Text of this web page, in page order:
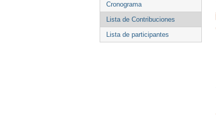
Cronograma
Lista de Contribuciones
Lista de participantes